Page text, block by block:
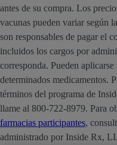
antes de su compra. Los
vacunas pueden variar según
son responsables de pagar el
incluidos los cargos por
corresponda. Pueden
determinados medicamentos.
términos del programa de
llame al 800-722-8979. Para
farmacias participantes,
administrado por Inside Rx,